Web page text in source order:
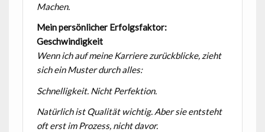
Machen.
Mein persönlicher Erfolgsfaktor:
Geschwindigkeit
Wenn ich auf meine Karriere zurückblicke, zieht
sich ein Muster durch alles:
Schnelligkeit. Nicht Perfektion.
Natürlich ist Qualität wichtig. Aber sie entsteht
oft erst im Prozess, nicht davor.